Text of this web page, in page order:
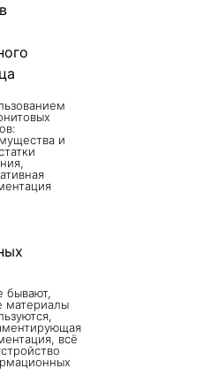
и
бывают,
материалы
всё